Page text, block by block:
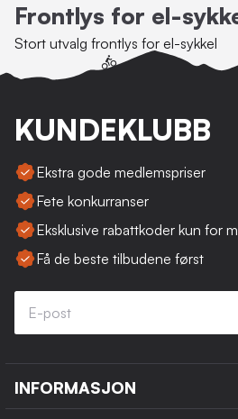
Frontlys for el-
Stort utvalg frontlys for el-sykkel
KUNDEKLUBB
Ekstra gode medlemspriser
Fete konkurranser
Eksklusive rabattkoder kun for
Få de beste tilbudene først
INFORMASJON